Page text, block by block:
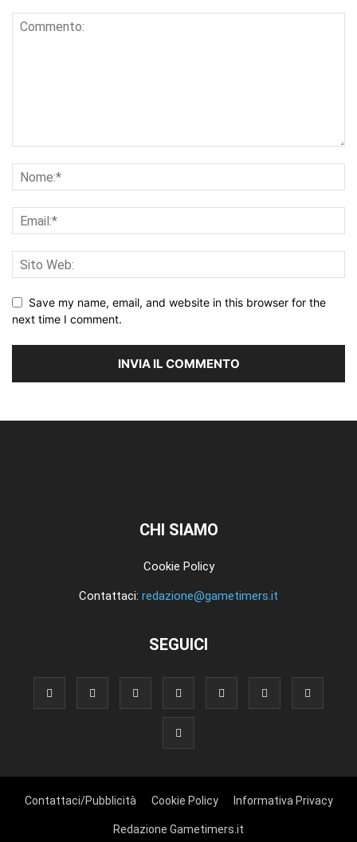
Save my name, email, and website in this browser for the
next time I comment.
CHI SIAMO
Cookie Policy
Contattaci: redazione@gametimers.it
SEGUICI
Contattaci/Pubblicità Cookie Policy Informativa Privacy
Redazione Gametimers.it